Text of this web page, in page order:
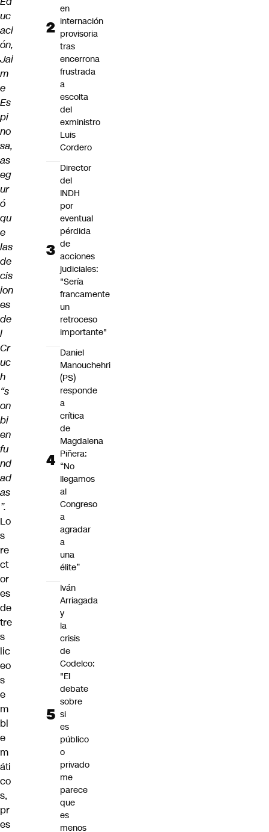
uc
aci
ón,
Jai
m
e
Es
pi
no
sa,
as
eg
ur
ó
qu
e
las
de
cis
ion
es
de
l
Cr
uc
h
“s
on
bi
en
fu
nd
ad
as
”.
Lo
s
re
ct
or
es
de
tre
s
lic
eo
s
e
m
bl
e
m
áti
co
s,
pr
es
en
internación
provisoria
tras
encerrona
frustrada
a
escolta
del
exministro
Luis
Cordero
Director
del
INDH
por
eventual
pérdida
de
acciones
judiciales:
"Sería
francamente
un
retroceso
importante"
Daniel
Manouchehri
(PS)
responde
a
crítica
de
Magdalena
Piñera:
“No
llegamos
al
Congreso
a
agradar
a
una
élite”
Iván
Arriagada
y
la
crisis
de
Codelco:
"El
debate
sobre
si
es
público
o
privado
me
parece
que
es
menos